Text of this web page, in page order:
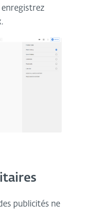
enregistrez
publicités ne